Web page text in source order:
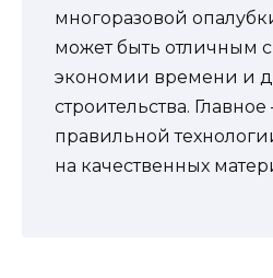
многоразовой
может быть отличным
экономии времени и
строительства.
правильной
на качественных